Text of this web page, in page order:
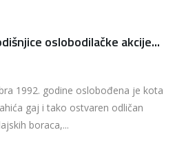
oslobodilačke akcije...
1992. godine oslobođena je kota
gaj i tako ostvaren odličan
boraca,...